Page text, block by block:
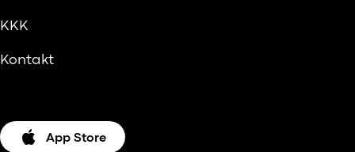
KKK
Kontakt
App Store